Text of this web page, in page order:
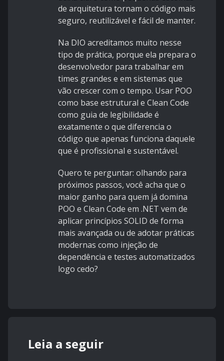
de arquitetura tornam o código mais
seguro, reutilizável e fácil de manter.
Na DIO acreditamos muito nesse
tipo de prática, porque ela prepara o
desenvolvedor para trabalhar em
times grandes e em sistemas que
vão crescer com o tempo. Usar POO
como base estrutural e Clean Code
como guia de legibilidade é
exatamente o que diferencia o
código que apenas funciona daquele
que é profissional e sustentável.
Quero te perguntar: olhando para
próximos passos, você acha que o
maior ganho para quem já domina
POO e Clean Code em .NET vem de
aplicar princípios SOLID de forma
mais avançada ou de adotar práticas
modernas como injeção de
dependência e testes automatizados
logo cedo?
Leia a seguir